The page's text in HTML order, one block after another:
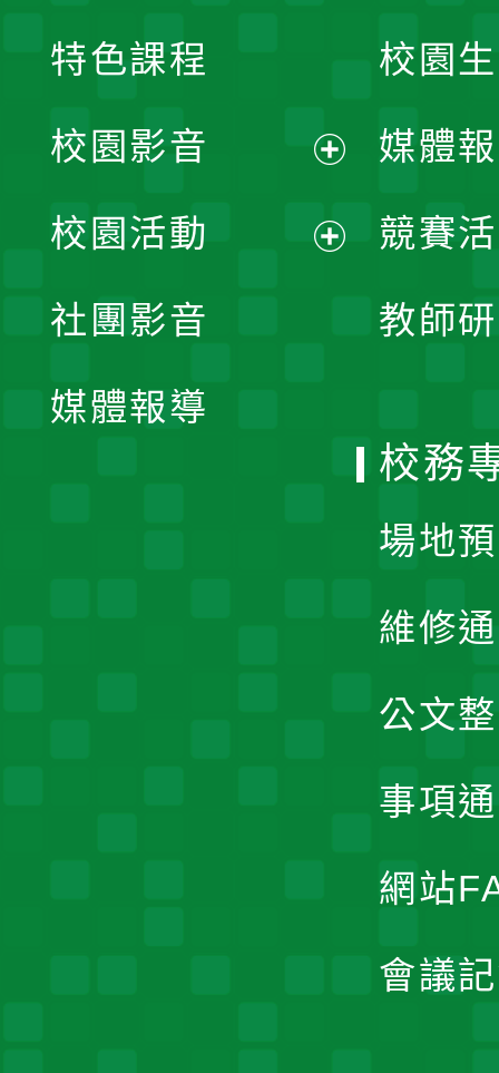
校園
媒體
競賽
教師
特色課程
校園影音
開
校園活動
社團影音
媒體報導
校務
場地
維修
公文
事項
網站
會議